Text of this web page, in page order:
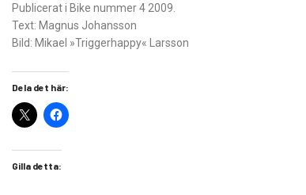
Publicerat i Bike nummer 4 2009.
Text: Magnus Johansson
Bild: Mikael »Triggerhappy« Larsson
Dela det här:
Gilla detta: